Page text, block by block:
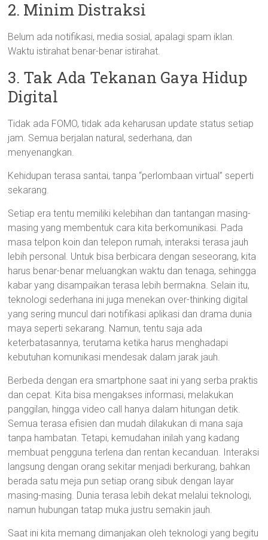
2. Minim Distraksi
Belum ada notifikasi, media sosial, apalagi spam iklan.
Waktu istirahat benar-benar istirahat.
3. Tak Ada Tekanan Gaya Hidup
Digital
Tidak ada FOMO, tidak ada keharusan update status setiap
jam. Semua berjalan natural, sederhana, dan
menyenangkan.
Kehidupan terasa santai, tanpa “perlombaan virtual” seperti
sekarang.
Setiap era tentu memiliki kelebihan dan tantangan masing-
masing yang membentuk cara kita berkomunikasi. Pada
masa telpon koin dan telepon rumah, interaksi terasa jauh
lebih personal. Untuk bisa berbicara dengan seseorang, kita
harus benar-benar meluangkan waktu dan tenaga, sehingga
kabar yang disampaikan terasa lebih bermakna. Selain itu,
teknologi sederhana ini juga menekan over-thinking digital
yang sering muncul dari notifikasi aplikasi dan drama dunia
maya seperti sekarang. Namun, tentu saja ada
keterbatasannya, terutama ketika harus menghadapi
kebutuhan komunikasi mendesak dalam jarak jauh.
Berbeda dengan era smartphone saat ini yang serba praktis
dan cepat. Kita bisa mengakses informasi, melakukan
panggilan, hingga video call hanya dalam hitungan detik.
Semua terasa efisien dan mudah dilakukan di mana saja
tanpa hambatan. Tetapi, kemudahan inilah yang kadang
membuat pengguna terlena dan rentan kecanduan. Interaksi
langsung dengan orang sekitar menjadi berkurang, bahkan
berada satu meja pun setiap orang sibuk dengan layar
masing-masing. Dunia terasa lebih dekat melalui teknologi,
namun hubungan tatap muka justru semakin jauh.
Saat ini kita memang dimanjakan oleh teknologi yang begitu